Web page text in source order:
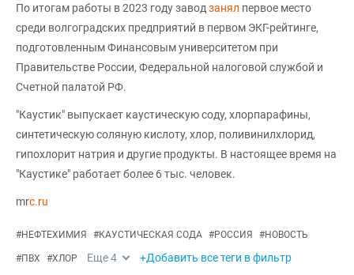
По итогам работы в 2023 году завод занял первое место
среди волгоградских предприятий в первом ЭКГ-рейтинге,
подготовленным Финансовым университетом при
Правительстве России, Федеральной налоговой службой и
Счетной палатой РФ.
"Каустик" выпускает каустическую соду, хлорпарафины,
синтетическую соляную кислоту, хлор, поливинилхлорид,
гипохлорит натрия и другие продукты. В настоящее время на
"Каустике" работает более 6 тыс. человек.
mrc.ru
#НЕФТЕХИМИЯ #КАУСТИЧЕСКАЯ СОДА #РОССИЯ #НОВОСТЬ
#ПВХ #ХЛОР Еще4 +Добавить все теги в фильтр